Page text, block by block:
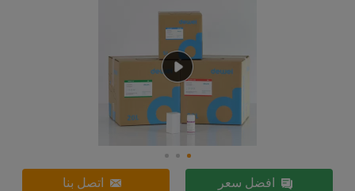
افضل سعر اتصل بنا